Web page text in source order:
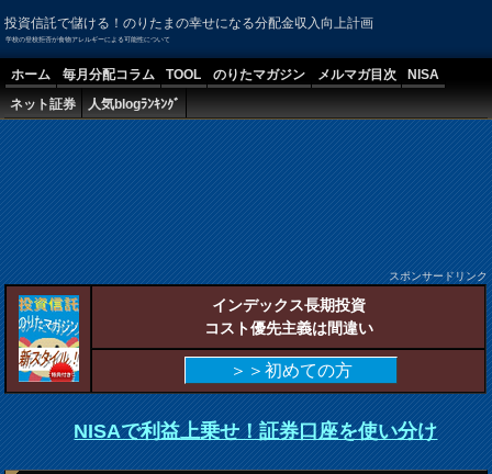
投資信託で儲ける！のりたまの幸せになる分配金収入向上計画
学校の登校拒否が食物アレルギーによる可能性について
ホーム 毎月分配コラム TOOL のりたマガジン メルマガ目次
NISA
ネット証券
人気blogﾗﾝｷﾝｸﾞ
スポンサードリンク
インデックス長期投資
コスト優先主義は間違い
＞＞初めての方
NISAで利益上乗せ！証券口座を使い分け